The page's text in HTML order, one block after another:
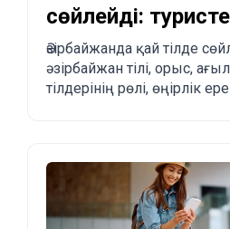
сөйлейді:
көшуді
үшін толық
Әзірбайжанда қай тілде
әзірбайжан тілі, орыс,
тілдерінің рөлі, өңірлік